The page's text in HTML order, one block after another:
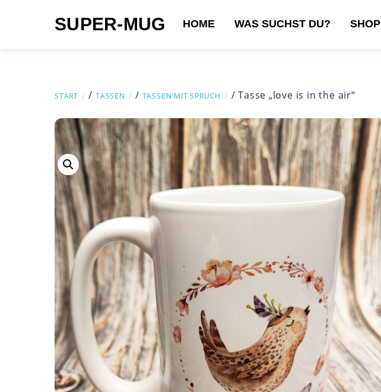
SUPER-MUG HOME WAS SUCHST DU? SHOP
START / TASSEN / TASSEN MIT SPRUCH / Tasse „love is in the air“